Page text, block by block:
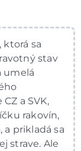
sa
stav
umelá
a SVK,
rakovín,
prikladá sa
strave. Ale